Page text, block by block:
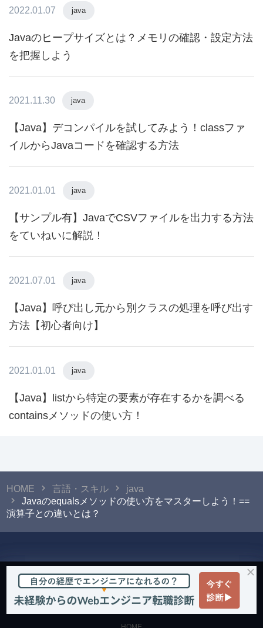
2022.01.07 java
Javaのヒープサイズとは？メモリの確認・設定方法
を把握しよう
2021.11.30 java
【Java】デコンパイルを試してみよう！classファ
イルからJavaコードを確認する方法
2021.01.01 java
【サンプル有】JavaでCSVファイルを出力する方法
をていねいに解説！
2021.07.01 java
【Java】呼び出し元から別クラスの処理を呼び出す
方法【初心者向け】
2021.01.01 java
【Java】listから特定の要素が存在するかを調べる
containsメソッドの使い方！
HOME 言語・スキル
java
Javaのequalsメソッドの使い方をマスターしよう！==
演算子との違いとは？
© 2026 POTEPAN STYLE